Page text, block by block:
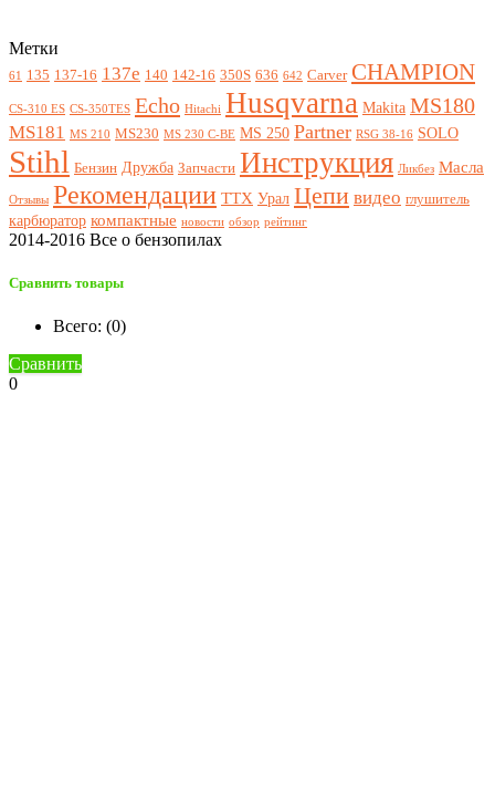
Метки
61 135 137-16 137e 140 142-16 350S 636 642 Carver CHAMPION
CS-310 ES CS-350TES Echo Hitachi Husqvarna Makita MS180
MS181 MS 210 MS230 MS 230 C-BE MS 250 Partner RSG 38-16 SOLO
Stihl Бензин Дружба Запчасти Инструкция Ликбез Масла
Отзывы Рекомендации ТТХ Урал Цепи видео глушитель
карбюратор компактные новости обзор рейтинг
2014-2016 Все о бензопилах
Сравнить товары
Всего: (0)
Сравнить
0